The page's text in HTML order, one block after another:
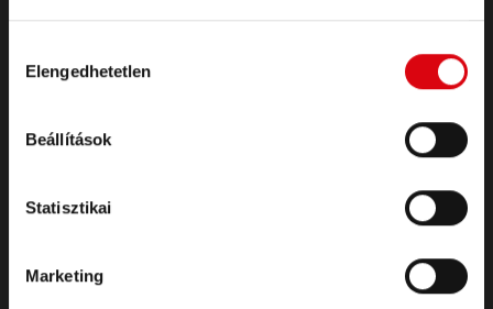
kiválasztása
Elengedhetetlen
Beállítások
Statisztikai
Marketing
Indító- és fedélzeti akkumulátorok
haszongépjárművekhez
Trakciós és helyhez kötött
Impresszum